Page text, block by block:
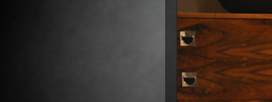
lutherie